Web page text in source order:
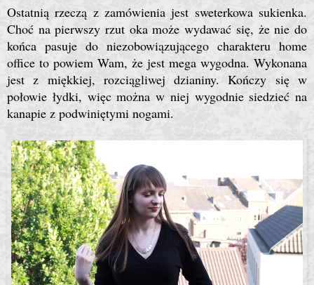
Ostatnią rzeczą z zamówienia jest sweterkowa sukienka.
Choć na pierwszy rzut oka może wydawać się, że nie do
końca pasuje do niezobowiązującego charakteru home
office to powiem Wam, że jest mega wygodna. Wykonana
jest z miękkiej, rozciągliwej dzianiny. Kończy się w
połowie łydki, więc można w niej wygodnie siedzieć na
kanapie z podwiniętymi nogami.